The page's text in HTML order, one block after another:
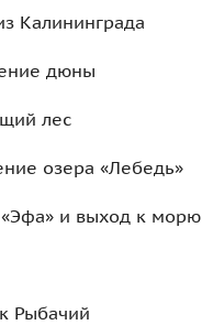
Калининграда
дюны
лес
озера «Лебедь»
«Эфа» и выход к морю
Рыбачий